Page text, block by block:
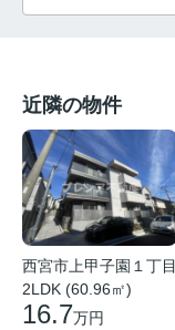
近隣の物件
西宮市上甲子園１丁目
2LDK (60.96㎡)
16.7万円